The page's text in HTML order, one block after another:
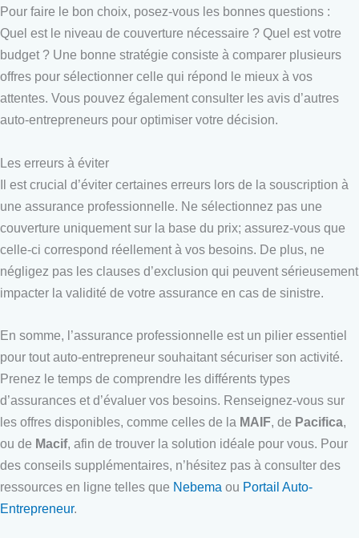
Pour faire le bon choix, posez-vous les bonnes questions :
Quel est le niveau de couverture nécessaire ? Quel est votre
budget ? Une bonne stratégie consiste à comparer plusieurs
offres pour sélectionner celle qui répond le mieux à vos
attentes. Vous pouvez également consulter les avis d’autres
auto-entrepreneurs pour optimiser votre décision.
Les erreurs à éviter
Il est crucial d’éviter certaines erreurs lors de la souscription à
une assurance professionnelle. Ne sélectionnez pas une
couverture uniquement sur la base du prix; assurez-vous que
celle-ci correspond réellement à vos besoins. De plus, ne
négligez pas les clauses d’exclusion qui peuvent sérieusement
impacter la validité de votre assurance en cas de sinistre.
En somme, l’assurance professionnelle est un pilier essentiel
pour tout auto-entrepreneur souhaitant sécuriser son activité.
Prenez le temps de comprendre les différents types
d’assurances et d’évaluer vos besoins. Renseignez-vous sur
les offres disponibles, comme celles de la MAIF, de Pacifica,
ou de Macif, afin de trouver la solution idéale pour vous. Pour
des conseils supplémentaires, n’hésitez pas à consulter des
ressources en ligne telles que Nebema ou Portail Auto-
Entrepreneur.